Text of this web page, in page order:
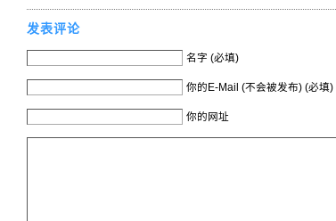
发表评论
名字 (必填)
你的E-Mail (不会被发布) (必填)
你的网址